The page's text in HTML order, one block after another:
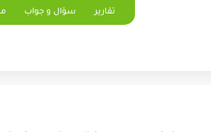
تقارير سؤال و جواب